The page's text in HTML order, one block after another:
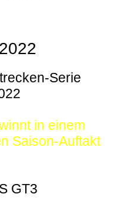
Serie
in einem
Saison-Auftakt
GT3